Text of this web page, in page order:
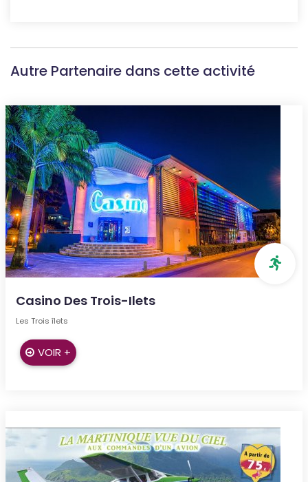
Autre Partenaire dans cette activité
Casino Des Trois-Ilets
Les Trois îlets
VOIR +